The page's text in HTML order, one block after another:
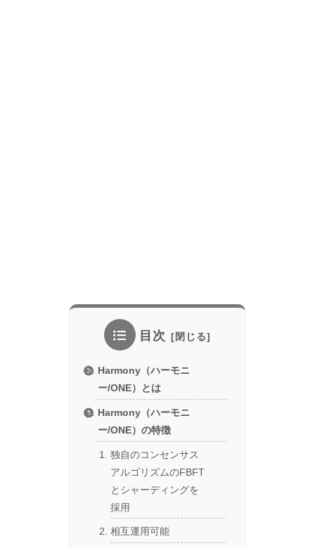
目次
Harmony（ハーモニ
ー/ONE）とは
Harmony（ハーモニ
ー/ONE）の特徴
独自のコンセンサス
アルゴリズムのFBFT
とシャーディングを
採用
相互運用可能